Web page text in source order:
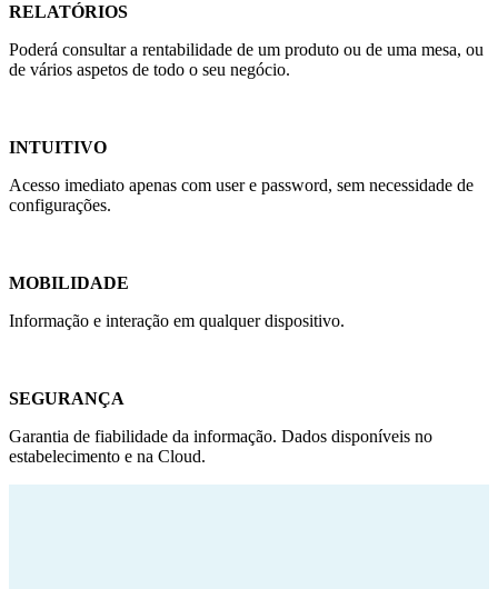
RELATÓRIOS
Poderá consultar a rentabilidade de um produto ou de uma mesa, ou
de vários aspetos de todo o seu negócio.
INTUITIVO
Acesso imediato apenas com user e password, sem necessidade de
configurações.
MOBILIDADE
Informação e interação em qualquer dispositivo.
SEGURANÇA
Garantia de fiabilidade da informação. Dados disponíveis no
estabelecimento e na Cloud.